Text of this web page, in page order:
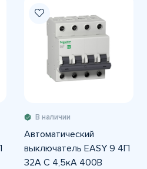
В наличии
Автоматический
выключатель EASY 9 4П
32А С 4,5кА 400В